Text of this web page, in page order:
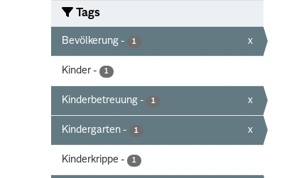
Tags
Bevölkerung - 1 x
Kinder - 1
Kinderbetreuung - 1 x
Kindergarten - 1 x
Kinderkrippe - 1